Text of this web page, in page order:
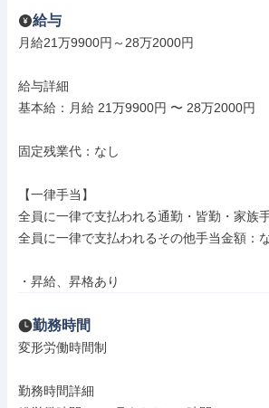
給与
月給21万9900円～28万2000円
給与詳細
基本給：月給 21万9900円 〜 28万2000円
固定残業代：なし
【一律手当】
全員に一律で支払われる通勤・皆勤・家族
全員に一律で支払われるその他手当金額：
・昇給、昇格あり
勤務時間
変形労働時間制
勤務時間詳細